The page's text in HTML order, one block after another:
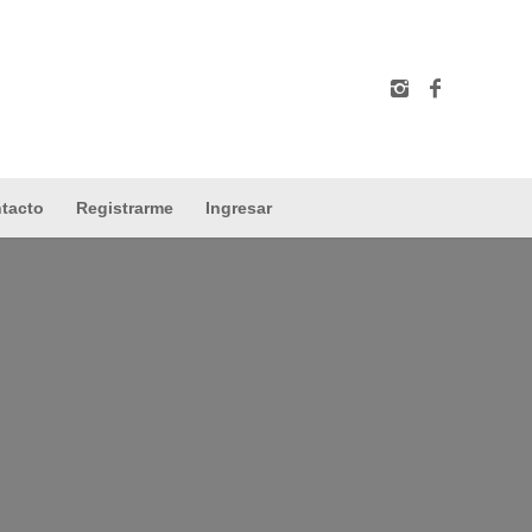
Registrarme Ingresar